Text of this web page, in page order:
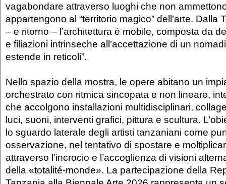
vagabondare attraverso luoghi che non
appartengono al “territorio magico” dell’arte. Dalla
– e ritorno – l’architettura è mobile, composta da
e filiazioni intrinseche all’accettazione di un
estende in reticoli”.
Nello spazio della mostra, le opere abitano un
orchestrato con ritmica sincopata e non lineare,
che accolgono installazioni multidisciplinari,
luci, suoni, interventi grafici, pittura e scultura.
lo sguardo laterale degli artisti tanzaniani come
osservazione, nel tentativo di spostare e
attraverso l’incrocio e l’accoglienza di visioni
della «totalité-monde». La partecipazione della